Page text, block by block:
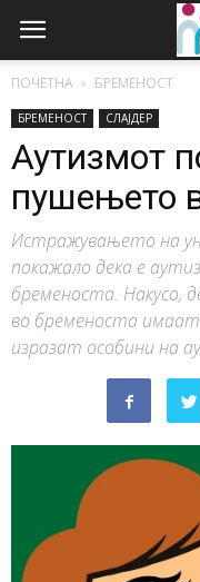
ПОЧЕТНА БРЕМЕНОСТ
БРЕМЕНОСТ СЛАЈДЕР
Аутизмот
пушењето
Истражувањето на
покажало дека е
бременоста. Накусо,
во бременоста
изразат особини на